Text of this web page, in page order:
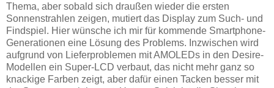
Thema, aber sobald sich draußen wieder die ersten
Sonnenstrahlen zeigen, mutiert das Display zum Such- und
Findspiel. Hier wünsche ich mir für kommende Smartphone-
Generationen eine Lösung des Problems. Inzwischen wird
aufgrund von Lieferproblemen mit AMOLEDs in den Desire-
Modellen ein Super-LCD verbaut, das nicht mehr ganz so
knackige Farben zeigt, aber dafür einen Tacken besser mit